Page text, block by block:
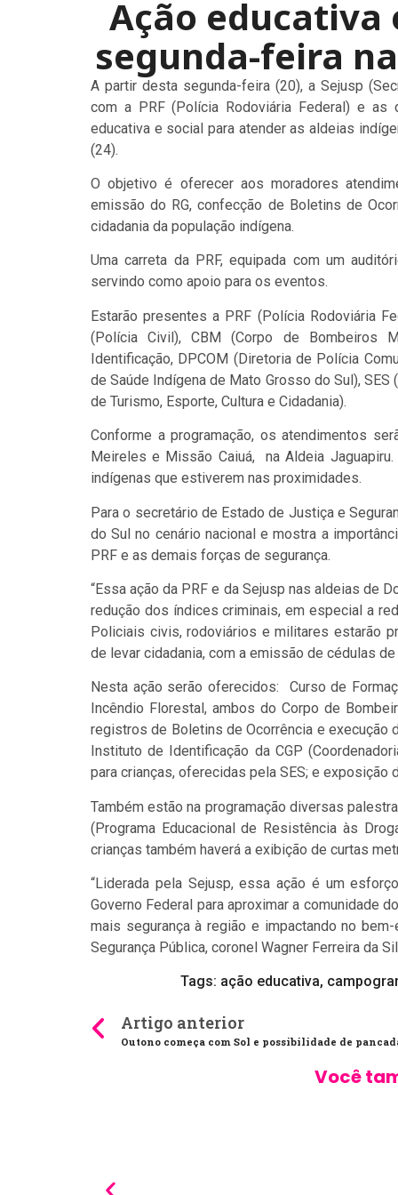
Ação educativa
segunda-feira
A partir desta segunda-feira (20), a Sejusp
com a PRF (Polícia Rodoviária Federal) e as
educativa e social para atender as aldeias
(24).
O objetivo é oferecer aos moradores
emissão do RG, confecção de Boletins de
cidadania da população indígena.
Uma carreta da PRF, equipada com um
servindo como apoio para os eventos.
Estarão presentes a PRF (Polícia Rodoviária
(Polícia Civil), CBM (Corpo de Bombeiros
Identificação, DPCOM (Diretoria de Polícia
de Saúde Indígena de Mato Grosso do Sul),
de Turismo, Esporte, Cultura e Cidadania).
Conforme a programação, os atendimentos
Meireles e Missão Caiuá, na Aldeia
indígenas que estiverem nas proximidades.
Para o secretário de Estado de Justiça e
do Sul no cenário nacional e mostra a
PRF e as demais forças de segurança.
“Essa ação da PRF e da Sejusp nas aldeias de
redução dos índices criminais, em especial a
Policiais civis, rodoviários e militares estarão
de levar cidadania, com a emissão de cédulas
Nesta ação serão oferecidos: Curso de
Incêndio Florestal, ambos do Corpo de
registros de Boletins de Ocorrência e execução
Instituto de Identificação da CGP
para crianças, oferecidas pela SES; e
Também estão na programação diversas
(Programa Educacional de Resistência às
crianças também haverá a exibição de curtas
“Liderada pela Sejusp, essa ação é um
Governo Federal para aproximar a comunidade
mais segurança à região e impactando no
Segurança Pública, coronel Wagner Ferreira da
Tags: ação educativa,
Artigo anterior
Você